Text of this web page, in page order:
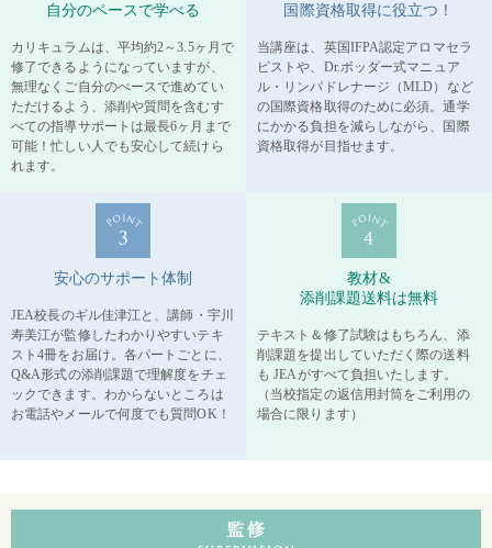
自分のペースで学べる
カリキュラムは、平均約2～3.5ヶ月で
修了できるようになっていますが、
無理なくご自分のぺースで進めてい
ただけるよう、添削や質問を含むす
べての指導サポートは最長6ヶ月まで
可能！忙しい人でも安心して続けら
れます。
国際資格取得に役立つ！
当講座は、英国IFPA認定アロマセラ
ピストや、Dr.ボッダー式マニュア
ル・リンパドレナージ（MLD）など
の国際資格取得のために必須。通学
にかかる負担を減らしながら、国際
資格取得が目指せます。
安心のサポート体制
JEA校長のギル佳津江と、講師・宇川
寿美江が監修したわかりやすいテキ
スト4冊をお届け。各パートごとに、
Q&A形式の添削課題で理解度をチェ
ックできます。わからないところは
お電話やメールで何度でも質問OK！
教材&
添削課題送料は無料
テキスト＆修了試験はもちろん、添
削課題を提出していただく際の送料
も JEAがすべて負担いたします。
（当校指定の返信用封筒をご利用の
場合に限ります）